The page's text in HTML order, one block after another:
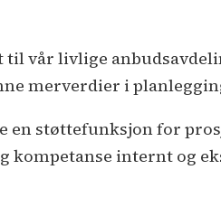
vår livlige
merverdier i
en støttefunksjon for
kompetanse internt og